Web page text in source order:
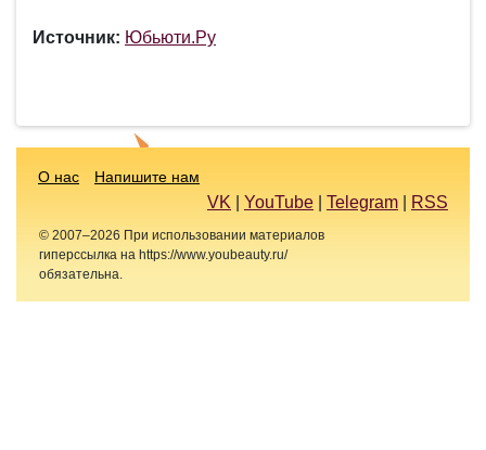
Источник: Юбьюти.Ру
О нас Напишите нам
VK YouTube Telegram RSS
© 2007–2026 При использовании материалов
гиперссылка на https://www.youbeauty.ru/
обязательна.